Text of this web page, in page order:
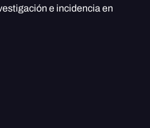
e incidencia en